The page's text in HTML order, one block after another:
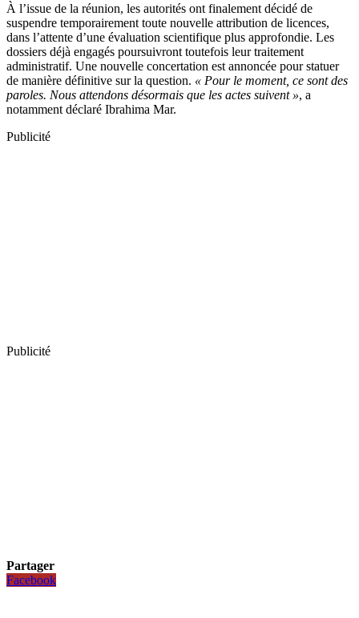
À l’issue de la réunion, les autorités ont finalement décidé de
suspendre temporairement toute nouvelle attribution de licences,
dans l’attente d’une évaluation scientifique plus approfondie. Les
dossiers déjà engagés poursuivront toutefois leur traitement
administratif. Une nouvelle concertation est annoncée pour statuer
de manière définitive sur la question. « Pour le moment, ce sont des
paroles. Nous attendons désormais que les actes suivent », a
notamment déclaré Ibrahima Mar.
Publicité
Publicité
Partager
Facebook